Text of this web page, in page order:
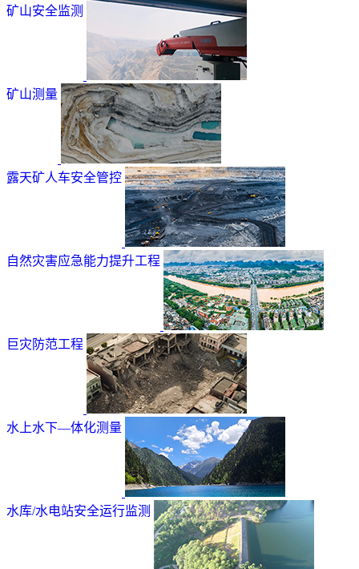
矿山安全监测
矿山测量
露天矿人车安全管控
自然灾害应急能力提升工程
巨灾防范工程
水上水下—体化测量
水库/水电站安全运行监测